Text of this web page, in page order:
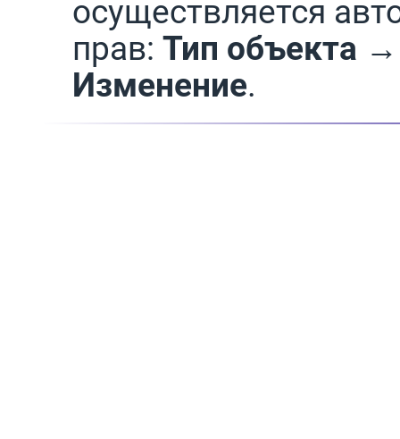
осуществляется
прав: Тип объекта
Изменение.